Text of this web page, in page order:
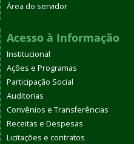
Área do servidor
Acesso à Informação
Institucional
Ações e Programas
Participação Social
Auditorias
Convênios e Transferências
Receitas e Despesas
Licitações e contratos